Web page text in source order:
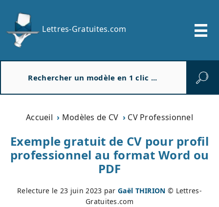
Lettres-Gratuites.com
Accueil Modèles de CV CV Professionnel
Exemple gratuit de CV pour profil
professionnel au format Word ou
PDF
Relecture le 23 juin 2023 parGaël THIRION © Lettres-
Gratuites.com